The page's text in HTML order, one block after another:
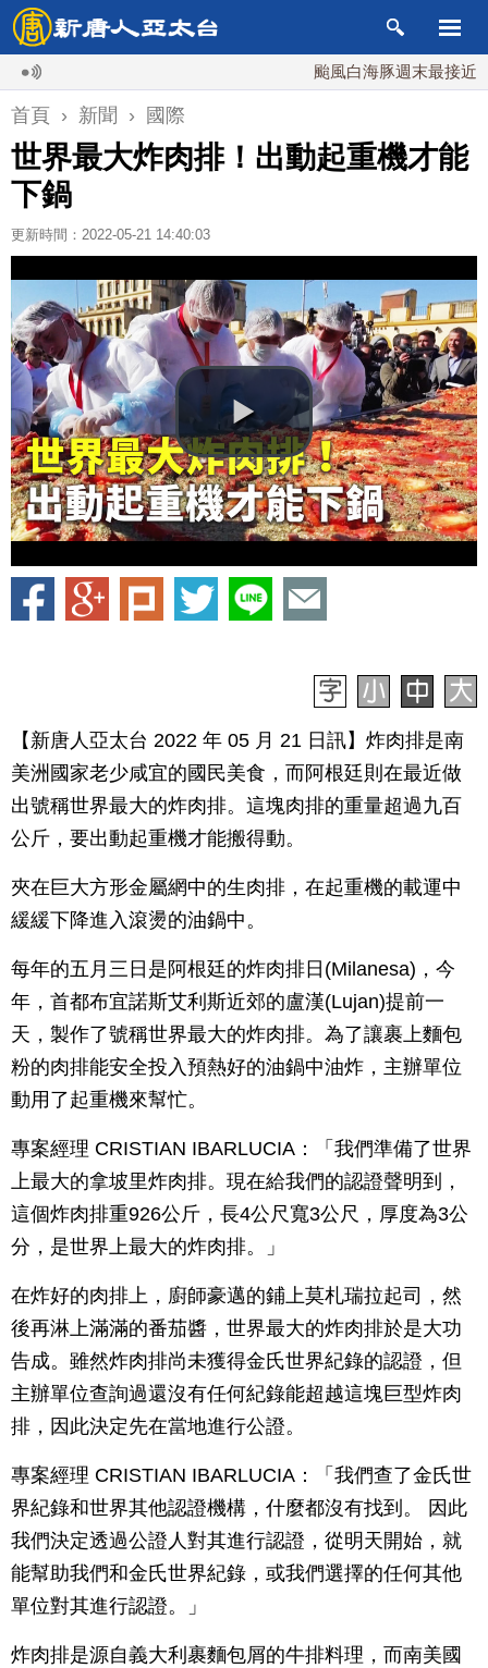
颱風白海豚週末最接近台灣
首頁 › 新聞 › 國際
世界最大炸肉排！出動起重機才能
下鍋
更新時間：2022-05-21 14:40:03
【新唐人亞太台 2022 年 05 月 21 日訊】炸肉排是南
美洲國家老少咸宜的國民美食，而阿根廷則在最近做
出號稱世界最大的炸肉排。這塊肉排的重量超過九百
公斤，要出動起重機才能搬得動。
夾在巨大方形金屬網中的生肉排，在起重機的載運中
緩緩下降進入滾燙的油鍋中。
每年的五月三日是阿根廷的炸肉排日(Milanesa)，今
年，首都布宜諾斯艾利斯近郊的盧漢(Lujan)提前一
天，製作了號稱世界最大的炸肉排。為了讓裹上麵包
粉的肉排能安全投入預熱好的油鍋中油炸，主辦單位
動用了起重機來幫忙。
專案經理 CRISTIAN IBARLUCIA：「我們準備了世界
上最大的拿坡里炸肉排。現在給我們的認證聲明到，
這個炸肉排重926公斤，長4公尺寬3公尺，厚度為3公
分，是世界上最大的炸肉排。」
在炸好的肉排上，廚師豪邁的鋪上莫札瑞拉起司，然
後再淋上滿滿的番茄醬，世界最大的炸肉排於是大功
告成。雖然炸肉排尚未獲得金氏世界紀錄的認證，但
主辦單位查詢過還沒有任何紀錄能超越這塊巨型炸肉
排，因此決定先在當地進行公證。
專案經理 CRISTIAN IBARLUCIA：「我們查了金氏世
界紀錄和世界其他認證機構，什麼都沒有找到。 因此
我們決定透過公證人對其進行認證，從明天開始，就
能幫助我們和金氏世界紀錄，或我們選擇的任何其他
單位對其進行認證。」
炸肉排是源自義大利裹麵包屑的牛排料理，而南美國